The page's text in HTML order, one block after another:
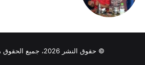
© حقوق النشر 2026، جميع الحقوق محفوظة |